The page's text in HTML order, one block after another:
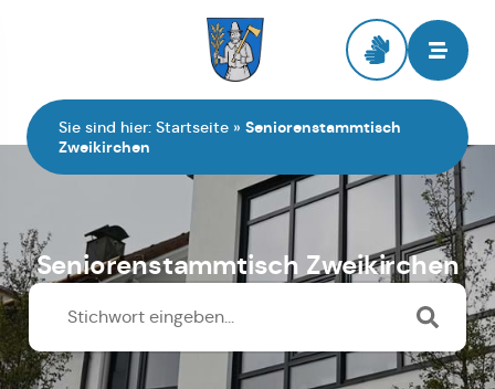
Sie sind hier: Startseite » Seniorenstammtisch
Zweikirchen
Seniorenstammtisch Zweikirchen